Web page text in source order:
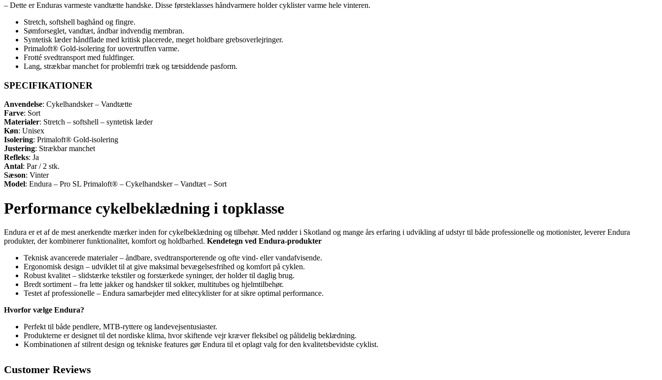
– Dette er Enduras varmeste vandtætte handske. Disse førsteklasses håndvarmere holder cyklister varme hele vinteren.
Stretch, softshell baghånd og fingre.
Sømforseglet, vandtæt, åndbar indvendig membran.
Syntetisk læder håndflade med kritisk placerede, meget holdbare grebsoverlejringer.
Primaloft® Gold-isolering for uovertruffen varme.
Frotté svedtransport med fuldfinger.
Lang, strækbar manchet for problemfri træk og tætsiddende pasform.
SPECIFIKATIONER
Anvendelse: Cykelhandsker – Vandtætte
Farve: Sort
Materialer: Stretch – softshell – syntetisk læder
Køn: Unisex
Isolering: Primaloft® Gold-isolering
Justering: Strækbar manchet
Refleks: Ja
Antal: Par / 2 stk.
Sæson: Vinter
Model: Endura – Pro SL Primaloft® – Cykelhandsker – Vandtæt – Sort
Performance cykelbeklædning i topklasse
Endura er et af de mest anerkendte mærker inden for cykelbeklædning og tilbehør. Med rødder i Skotland og mange års erfaring i udvikling af udstyr til både professionelle og motionister, leverer Endura
produkter, der kombinerer funktionalitet, komfort og holdbarhed. Kendetegn ved Endura-produkter
Teknisk avancerede materialer – åndbare, svedtransporterende og ofte vind- eller vandafvisende.
Ergonomisk design – udviklet til at give maksimal bevægelsesfrihed og komfort på cyklen.
Robust kvalitet – slidstærke tekstiler og forstærkede syninger, der holder til daglig brug.
Bredt sortiment – fra lette jakker og handsker til sokker, multitubes og hjelmtilbehør.
Testet af professionelle – Endura samarbejder med elitecyklister for at sikre optimal performance.
Hvorfor vælge Endura?
Perfekt til både pendlere, MTB-ryttere og landevejsentusiaster.
Produkterne er designet til det nordiske klima, hvor skiftende vejr kræver fleksibel og pålidelig beklædning.
Kombinationen af stilrent design og tekniske features gør Endura til et oplagt valg for den kvalitetsbevidste cyklist.
Customer Reviews